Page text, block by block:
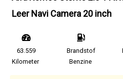
Leer Navi Camera 20 inch
63.559
Kilometer
Brandstof
Benzine